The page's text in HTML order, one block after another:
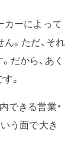
カーによって
。ただ、それ
だから、あく
。
できる営業・
う面で大き